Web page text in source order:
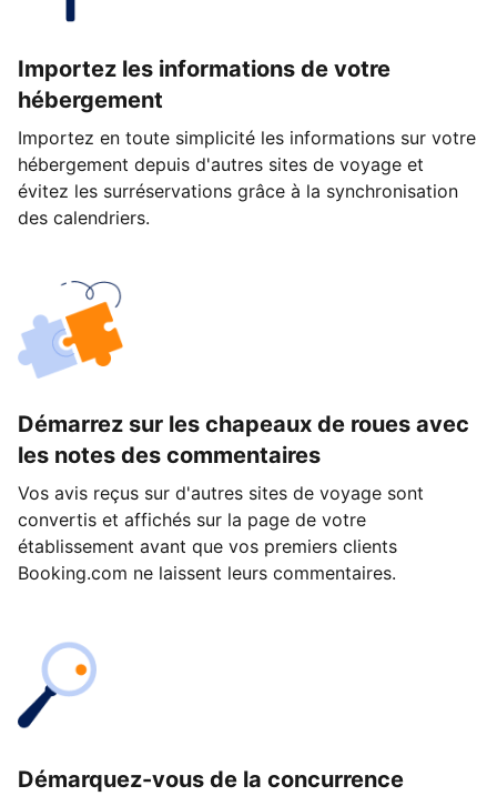
Importez les informations de votre
hébergement
Importez en toute simplicité les informations sur votre
hébergement depuis d'autres sites de voyage et
évitez les surréservations grâce à la synchronisation
des calendriers.
Démarrez sur les chapeaux de roues avec
les notes des commentaires
Vos avis reçus sur d'autres sites de voyage sont
convertis et affichés sur la page de votre
établissement avant que vos premiers clients
Booking.com ne laissent leurs commentaires.
Démarquez-vous de la concurrence